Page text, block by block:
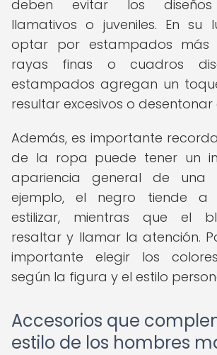
deben evitar los diseños
llamativos o juveniles. En su
optar por estampados más
rayas finas o cuadros
estampados agregan un
resultar excesivos o
Además, es importante
de la ropa puede tener un
apariencia general de una
ejemplo, el negro tiende a
estilizar, mientras que el
resaltar y llamar la atención.
importante elegir los
según la figura y el estilo
Accesorios que
estilo de los hombres